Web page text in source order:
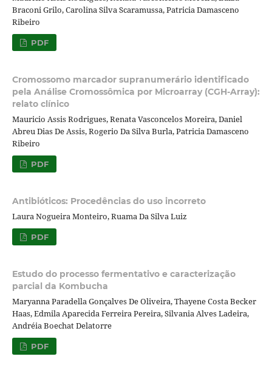
Braconi Grilo, Carolina Silva Scaramussa, Patricia Damasceno
Ribeiro
PDF
Cromossomo marcador supranumerário identificado
pela Análise Cromossômica por Microarray (CGH-Array):
relato clínico
Mauricio Assis Rodrigues, Renata Vasconcelos Moreira, Daniel
Abreu Dias De Assis, Rogerio Da Silva Burla, Patricia Damasceno
Ribeiro
PDF
Antibióticos: Procedências do uso incorreto
Laura Nogueira Monteiro, Ruama Da Silva Luiz
PDF
Estudo do processo fermentativo e caracterização
parcial da Kombucha
Maryanna Paradella Gonçalves De Oliveira, Thayene Costa Becker
Haas, Edmila Aparecida Ferreira Pereira, Silvania Alves Ladeira,
Andréia Boechat Delatorre
PDF